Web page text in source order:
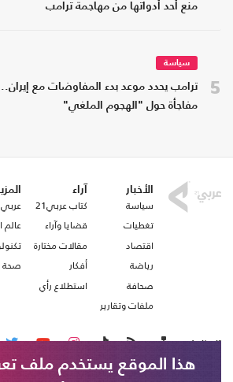
منع أحد أدواتها من مهاجمة ترامب
5
سياسة
ترامب يحدد موعد بدء المفاوضات مع
مفاجأة حول "الهجوم الملغي"
الأخبار
سياسة
تغطيات
اقتصاد
رياضة
صحافة
ملفات وتقارير
آراء
كتاب عربي21
قضايا وآراء
مقالات مختارة
أفكار
استطلاع رأي
عربي21 TV
عالم
صحة
تابعنا على
هذا الموقع يستخدم ملف